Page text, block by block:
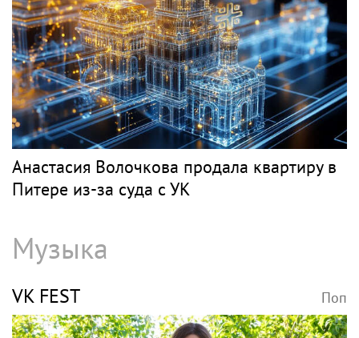
Анастасия Волочкова продала квартиру в
Питере из-за суда с УК
Музыка
VK FEST Поп